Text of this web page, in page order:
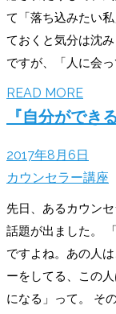
て「落ち込みたい
ておくと気分は沈
ですが、「人に会
READ MORE
『自分ができ
2017年8月6日
カウンセラー講座
先日、あるカウン
話題が出ました。
ですよね。あの人
ーをしてる、この
になる」って。 そ